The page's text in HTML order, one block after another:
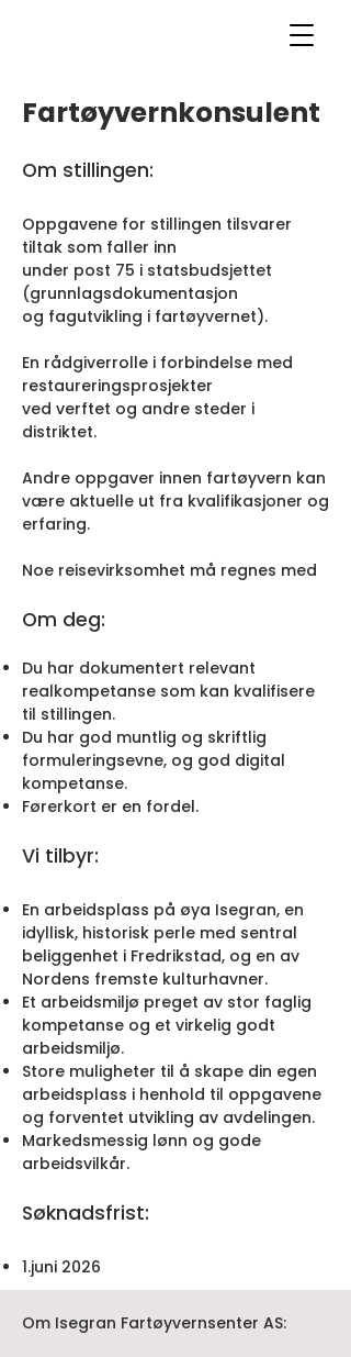
Fartøyvernkonsulent
Om stillingen:
Oppgavene for stillingen tilsvarer
tiltak som faller inn
under post 75 i statsbudsjettet
(grunnlagsdokumentasjon
og fagutvikling i fartøyvernet).
En rådgiverrolle i forbindelse med
restaureringsprosjekter
ved verftet og andre steder i
distriktet.
Andre oppgaver innen fartøyvern kan
være aktuelle ut fra kvalifikasjoner og
erfaring.
Noe reisevirksomhet må regnes med
Om deg:
Du har dokumentert relevant
realkompetanse som kan kvalifisere
til stillingen.
Du har god muntlig og skriftlig
formuleringsevne, og god digital
kompetanse.
Førerkort er en fordel.
Vi tilbyr:
En arbeidsplass på øya Isegran, en
idyllisk, historisk perle med sentral
beliggenhet i Fredrikstad, og en av
Nordens fremste kulturhavner.
Et arbeidsmiljø preget av stor faglig
kompetanse og et virkelig godt
arbeidsmiljø.
Store muligheter til å skape din egen
arbeidsplass i henhold til oppgavene
og forventet utvikling av avdelingen.
Markedsmessig lønn og gode
arbeidsvilkår.
Søknadsfrist:
1.juni 2026
Om Isegran Fartøyvernsenter AS: